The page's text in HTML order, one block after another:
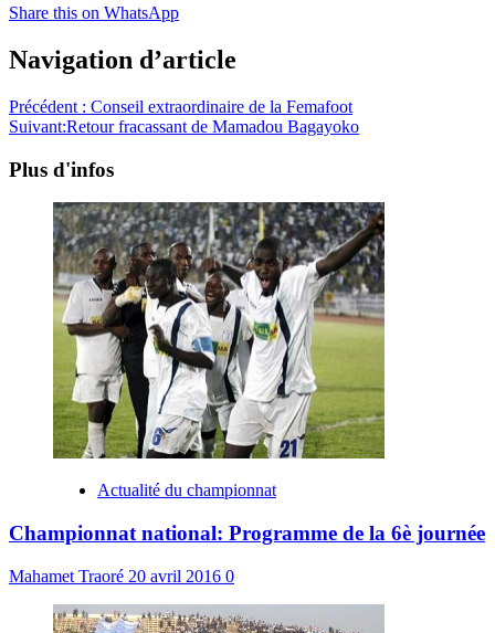
Share this on WhatsApp
Navigation d’article
Précédent : Conseil extraordinaire de la Femafoot
Suivant:Retour fracassant de Mamadou Bagayoko
Plus d'infos
Actualité du championnat
Championnat national: Programme de la 6è journée
Mahamet Traoré 20 avril 2016 0